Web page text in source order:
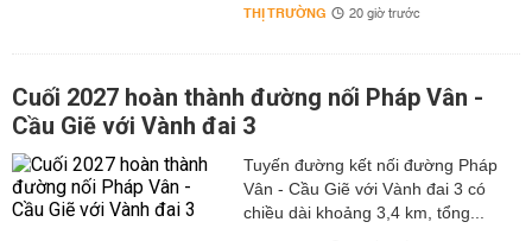
THỊ TRƯỜNG 20 giờ trước
Cuối 2027 hoàn thành đường nối Pháp Vân -
Cầu Giẽ với Vành đai 3
Tuyến đường kết nối đường Pháp
Vân - Cầu Giẽ với Vành đai 3 có
chiều dài khoảng 3,4 km, tổng...